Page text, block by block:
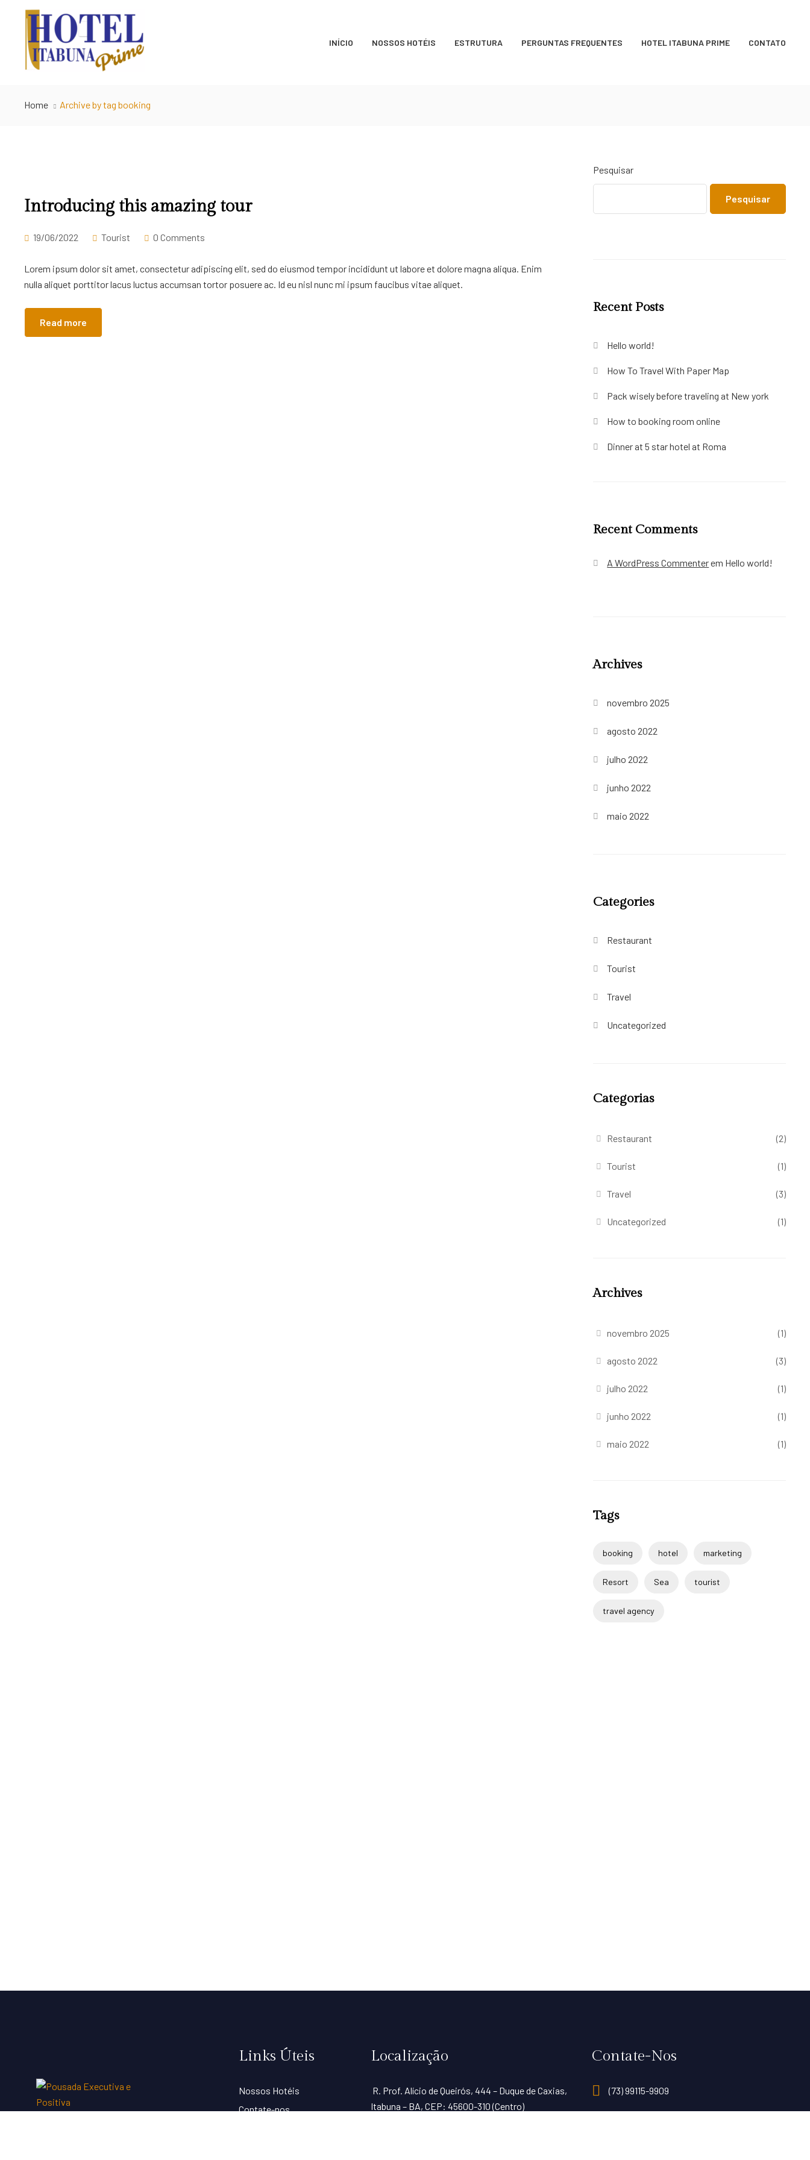
INÍCIO NOSSOS HOTÉIS ESTRUTURA PERGUNTAS FREQUENTES HOTEL ITABUNA PRIME CONTATO
Home Archive by tag booking
Introducing this amazing tour
19/06/2022 Tourist 0 Comments
Lorem ipsum dolor sit amet, consectetur adipiscing elit, sed do eiusmod tempor incididunt ut labore et dolore magna aliqua. Enim
nulla aliquet porttitor lacus luctus accumsan tortor posuere ac. Id eu nisl nunc mi ipsum faucibus vitae aliquet.
Read more
Pesquisar
Pesquisar
Recent Posts
Hello world!
How To Travel With Paper Map
Pack wisely before traveling at New york
How to booking room online
Dinner at 5 star hotel at Roma
Recent Comments
A WordPress Commenterem Hello world!
Archives
novembro 2025
agosto 2022
julho 2022
junho 2022
maio 2022
Categories
Restaurant
Tourist
Travel
Uncategorized
Categorias
Restaurant (2)
Tourist (1)
Travel (3)
Uncategorized (1)
Archives
novembro 2025 (1)
agosto 2022 (3)
julho 2022 (1)
junho 2022 (1)
maio 2022 (1)
Tags
booking hotel marketing
Resort Sea tourist
travel agency
Links Úteis
Nossos Hotéis
Contate-nos
Localização
R. Prof. Alício de Queirós, 444 – Duque de Caxias,
Itabuna – BA, CEP: 45600-310 (Centro)
Contate-Nos
(73) 99115-9909